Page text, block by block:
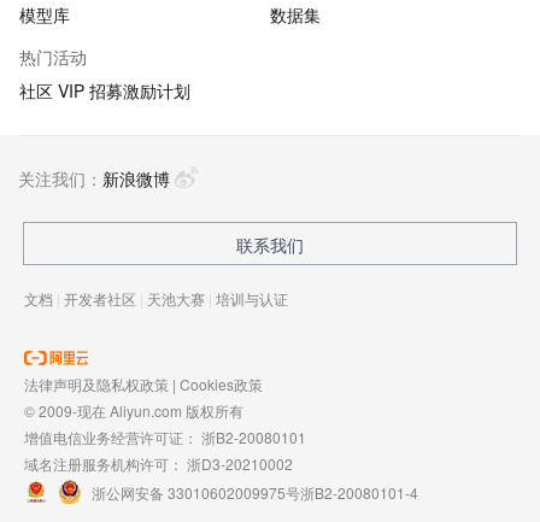
模型库
数据集
热门活动
社区 VIP 招募激励计划
关注我们： 新浪微博
联系我们
文档 | 开发者社区 | 天池大赛 | 培训与认证
法律声明及隐私权政策 | Cookies政策
© 2009-现在 Aliyun.com 版权所有
增值电信业务经营许可证： 浙B2-20080101
域名注册服务机构许可： 浙D3-20210002
浙公网安备 33010602009975号浙B2-20080101-4